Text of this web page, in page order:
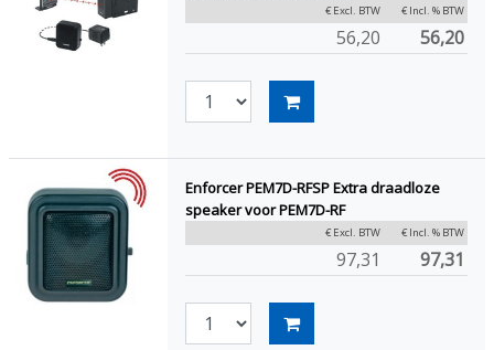
€ Excl. BTW € Incl. % BTW
56,20 56,20
Enforcer PEM7D-RFSP Extra draadloze
speaker voor PEM7D-RF
€ Excl. BTW € Incl. % BTW
97,31 97,31